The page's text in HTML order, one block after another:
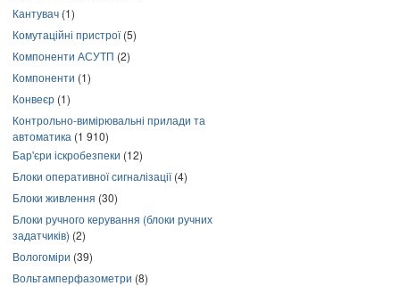
Кантувач (1)
Комутаційні пристрої(5)
Компоненти АСУТП (2)
Компоненти (1)
Конвеєр (1)
Контрольно-вимірювальні прилади та
автоматика (1 910)
Бар'єри іскробезпеки (12)
Блоки оперативної сигналізації(4)
Блоки живлення (30)
Блоки ручного керування (блоки ручних
задатчиків) (2)
Вологоміри (39)
Вольтамперфазометри (8)